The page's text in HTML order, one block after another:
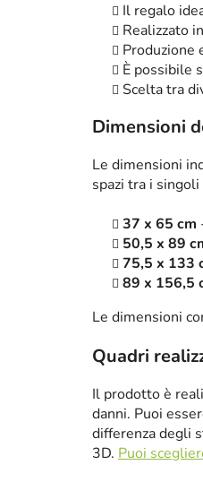
Il regalo
Realizzato
Produzione
È possibile
Scelta tra
Dimensioni
Le dimensioni
spazi tra i
37 x 65 cm
50,5 x 89
75,5 x 133
89 x 156,5
Le dimensioni
Quadri
Il prodotto è
danni. Puoi
differenza degli
3D. Puoi